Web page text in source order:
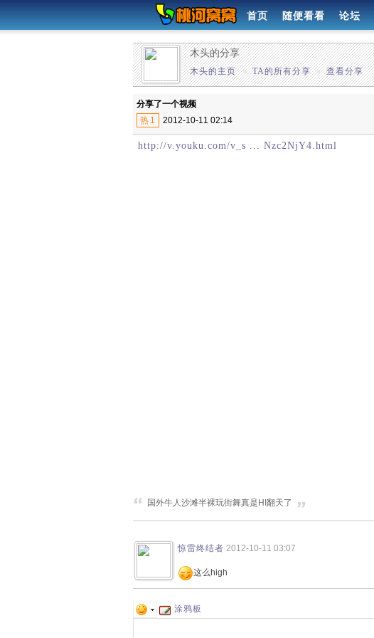
首页 随便看看 论坛
木头的分享
木头的主页 » TA的所有分享 » 查看分享
分享了一个视频
热 1 2012-10-11 02:14
http://v.youku.com/v_s ... Nzc2NjY4.html
国外牛人沙滩半裸玩街舞真是HI翻天了
惊雷终结者 2012-10-11 03:07
这么high
涂鸦板